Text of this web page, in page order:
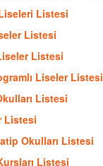
Listesi
Listesi
Listesi
Liseler Listesi
Listesi
Listesi
Okulları Listesi
Listesi